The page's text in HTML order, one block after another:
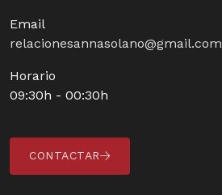
Email
relacionesannasolano@gmail.com
Horario
09:30h - 00:30h
CONTACTAR